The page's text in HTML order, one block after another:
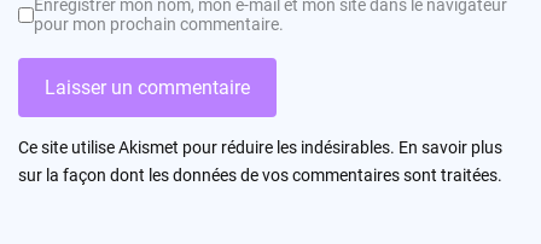
Enregistrer mon nom, mon e-mail et mon site dans le navigateur
pour mon prochain commentaire.
Ce site utilise Akismet pour réduire les indésirables. En savoir plus
sur la façon dont les données de vos commentaires sont traitées.